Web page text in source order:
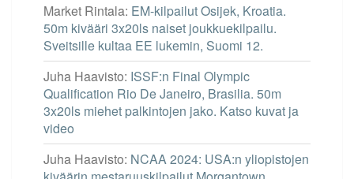
Market Rintala: EM-kilpailut Osijek, Kroatia.
50m kivääri 3x20ls naiset joukkuekilpailu.
Sveitsille kultaa EE lukemin, Suomi 12.
Juha Haavisto: ISSF:n Final Olympic
Qualification Rio De Janeiro, Brasilia. 50m
3x20ls miehet palkintojen jako. Katso kuvat ja
video
Juha Haavisto: NCAA 2024: USA:n yliopistojen